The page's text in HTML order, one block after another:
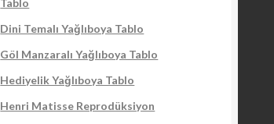
Tablo
Dini Temalı Yağlıboya Tablo
Göl Manzaralı Yağlıboya Tablo
Hediyelik Yağlıboya Tablo
Henri Matisse Reprodüksiyon